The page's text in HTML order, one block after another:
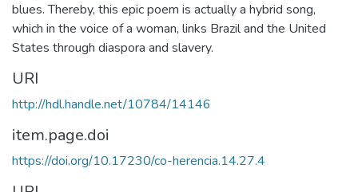
blues. Thereby, this epic poem is actually a hybrid song,
which in the voice of a woman, links Brazil and the United
States through diaspora and slavery.
URI
http://hdl.handle.net/10784/14146
item.page.doi
https://doi.org/10.17230/co-herencia.14.27.4